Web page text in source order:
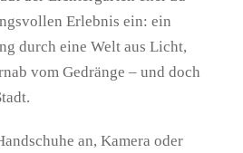
Erlebnis ein: ein
durch eine Welt aus Licht,
vom Gedränge – und doch
an, Kamera oder